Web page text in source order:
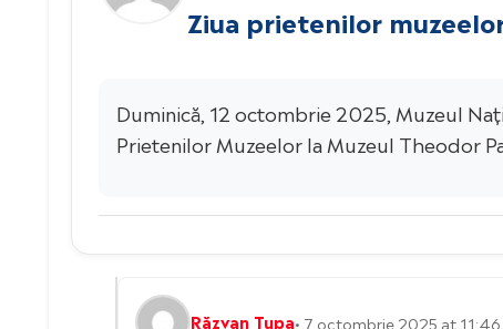
Ziua prietenilor
Duminică, 12 octombrie 2025, Muzeul
Prietenilor Muzeelor la Muzeul Theodor
Răzvan Țupa• 7 octombrie 2025 at 11:46